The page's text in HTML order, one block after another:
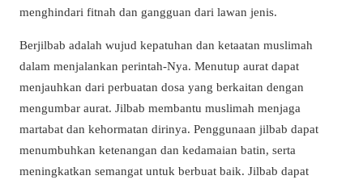
menghindari fitnah dan gangguan dari lawan jenis.
Berjilbab adalah wujud kepatuhan dan ketaatan muslimah
dalam menjalankan perintah-Nya. Menutup aurat dapat
menjauhkan dari perbuatan dosa yang berkaitan dengan
mengumbar aurat. Jilbab membantu muslimah menjaga
martabat dan kehormatan dirinya. Penggunaan jilbab dapat
menumbuhkan ketenangan dan kedamaian batin, serta
meningkatkan semangat untuk berbuat baik. Jilbab dapat